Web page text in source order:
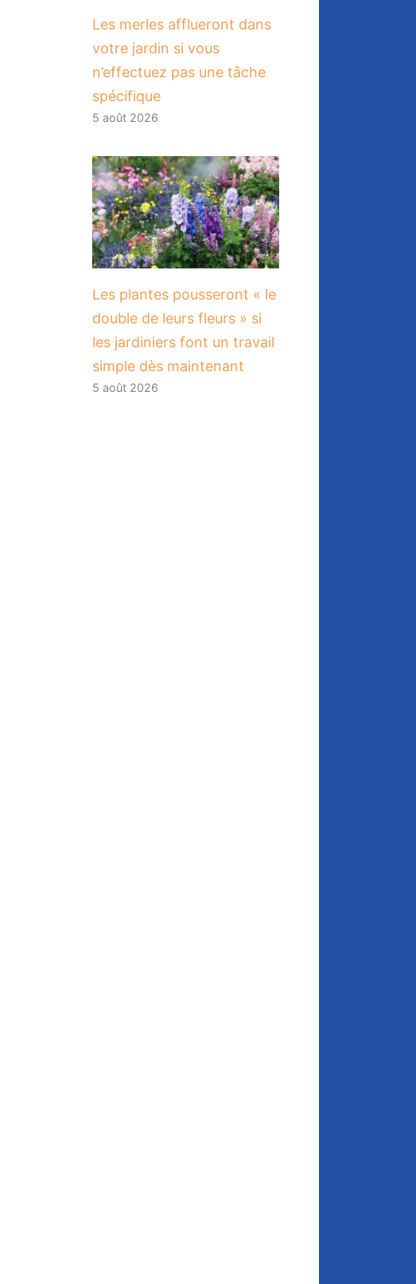
Les merles afflueront dans
votre jardin si vous
n’effectuez pas une tâche
spécifique
5 août 2026
Les plantes pousseront « le
double de leurs fleurs » si
les jardiniers font un travail
simple dès maintenant
5 août 2026